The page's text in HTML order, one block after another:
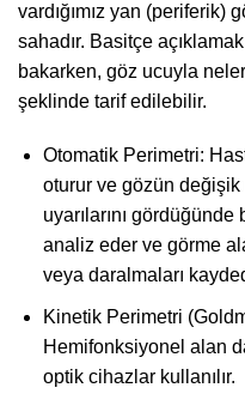
vardığımız yan
sahadır. Basitçe
bakarken, göz ucuyla
şeklinde tarif edilebilir.
Otomatik Perimetri:
oturur ve gözün değişik
uyarılarını
analiz eder ve görme
veya daralmaları
Kinetik Perimetri
Hemifonksiyonel alan
optik cihazlar kullanılır.